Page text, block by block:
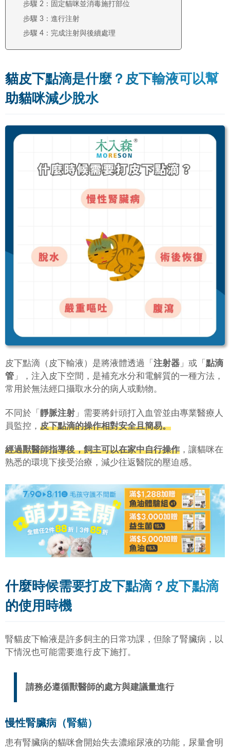
步驟 2：固定貓咪並消毒施打部位
步驟 3：進行注射
步驟 4：完成注射與後續處理
貓皮下點滴是什麼？皮下輸液可以幫
助貓咪減少脫水
皮下點滴（皮下輸液）是將液體透過「 注射器 」或「 點滴
管 」，注入皮下空間，是補充水分和電解質的一種方法，
常用於無法經口攝取水分的病人或動物。
不同於「 靜脈注射 」需要將針頭打入血管並由專業醫療人
員監控， 皮下點滴的操作相對安全且簡易。
經過獸醫師指導後，飼主可以在家中自行操作 ，讓貓咪在
熟悉的環境下接受治療，減少往返醫院的壓迫感。
什麼時候需要打皮下點滴？皮下點滴
的使用時機
腎貓皮下輸液是許多飼主的日常功課，但除了腎臟病，以
下情況也可能需要進行皮下施打。
請務必遵循獸醫師的處方與建議量進行
慢性腎臟病（腎貓）
患有腎臟病的貓咪會開始失去濃縮尿液的功能，尿量會明